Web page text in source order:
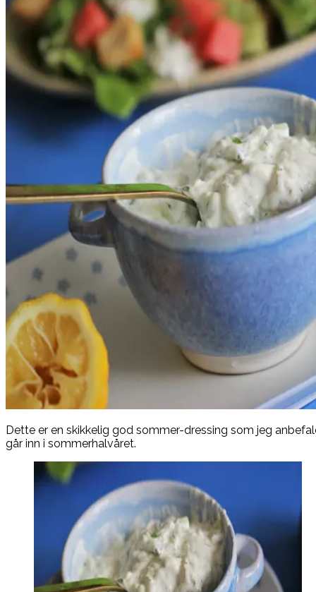
Dette er en skikkelig god sommer-dressing som jeg
går inn i sommerhalvåret.